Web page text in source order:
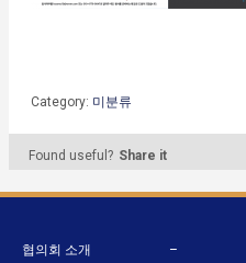
Category: 미분류
Found useful? Share it
협의회 소개
–